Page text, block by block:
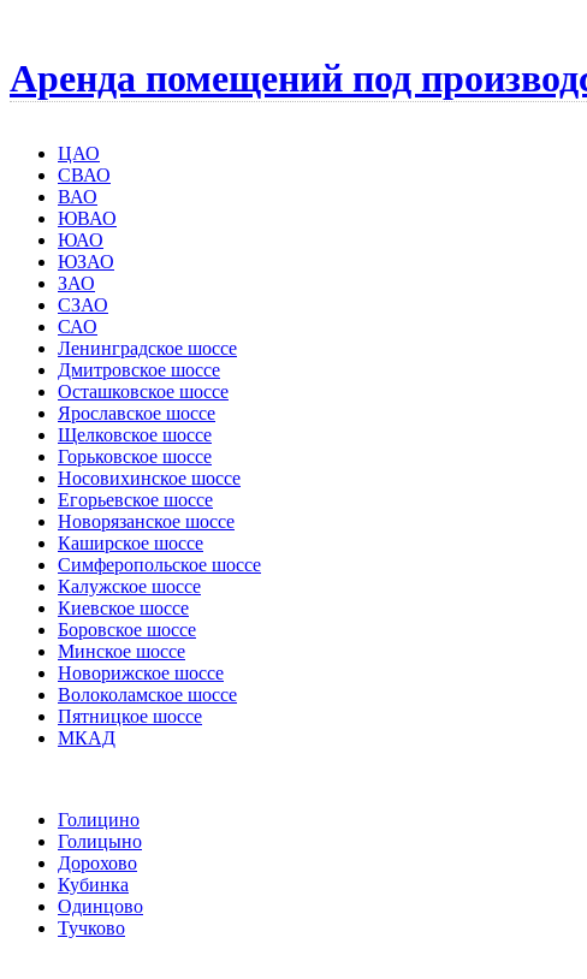
Аренда помещений под
ЦАО
СВАО
ВАО
ЮВАО
ЮАО
ЮЗАО
ЗАО
СЗАО
САО
Ленинградское шоссе
Дмитровское шоссе
Осташковское шоссе
Ярославское шоссе
Щелковское шоссе
Горьковское шоссе
Носовихинское шоссе
Егорьевское шоссе
Новорязанское шоссе
Каширское шоссе
Симферопольское шоссе
Калужское шоссе
Киевское шоссе
Боровское шоссе
Минское шоссе
Новорижское шоссе
Волоколамское шоссе
Пятницкое шоссе
МКАД
Голицино
Голицыно
Дорохово
Кубинка
Одинцово
Тучково